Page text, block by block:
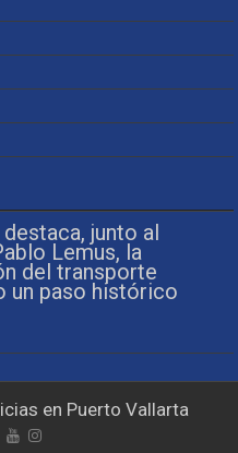
junto al
Lemus, la
del transporte
un paso histórico
en Puerto Vallarta